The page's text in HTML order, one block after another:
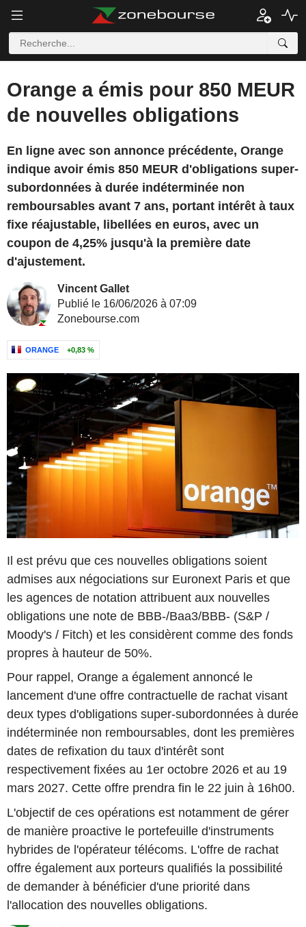
Orange a émis pour 850 MEUR
de nouvelles obligations
En ligne avec son annonce précédente, Orange
indique avoir émis 850 MEUR d'obligations super-
subordonnées à durée indéterminée non
remboursables avant 7 ans, portant intérêt à taux
fixe réajustable, libellées en euros, avec un
coupon de 4,25% jusqu'à la première date
d'ajustement.
Vincent Gallet
Publié le 16/06/2026 à 07:09
Zonebourse.com
ORANGE +0,83 %
Il est prévu que ces nouvelles obligations soient
admises aux négociations sur Euronext Paris et que
les agences de notation attribuent aux nouvelles
obligations une note de BBB-/Baa3/BBB- (S&P /
Moody's / Fitch) et les considèrent comme des fonds
propres à hauteur de 50%.
Pour rappel, Orange a également annoncé le
lancement d'une offre contractuelle de rachat visant
deux types d'obligations super-subordonnées à durée
indéterminée non remboursables, dont les premières
dates de refixation du taux d'intérêt sont
respectivement fixées au 1er octobre 2026 et au 19
mars 2027. Cette offre prendra fin le 22 juin à 16h00.
L'objectif de ces opérations est notamment de gérer
de manière proactive le portefeuille d'instruments
hybrides de l'opérateur télécoms. L'offre de rachat
offre également aux porteurs qualifiés la possibilité
de demander à bénéficier d'une priorité dans
l'allocation des nouvelles obligations.